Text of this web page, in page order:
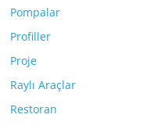
Pompalar
Profiller
Proje
Raylı Araçlar
Restoran